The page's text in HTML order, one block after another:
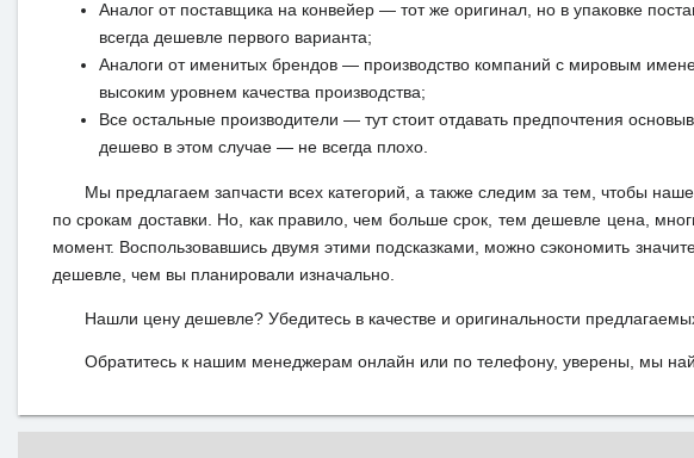
Аналог от поставщика на конвейер — тот же оригинал, но в упаковке
всегда дешевле первого варианта;
Аналоги от именитых брендов — производство компаний с мировым
высоким уровнем качества производства;
Все остальные производители — тут стоит отдавать предпочтения
дешево в этом случае — не всегда плохо.
Мы предлагаем запчасти всех категорий, а также следим за тем, чтобы
по срокам доставки. Но, как правило, чем больше срок, тем дешевле цена,
момент. Воспользовавшись двумя этими подсказками, можно сэкономить
дешевле, чем вы планировали изначально.
Нашли цену дешевле? Убедитесь в качестве и оригинальности
Обратитесь к нашим менеджерам онлайн или по телефону, уверены, мы